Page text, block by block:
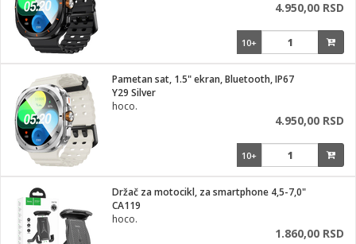
4.950,00 RSD
10+
Pametan sat, 1.5" ekran, Bluetooth, IP67
Y29 Silver
hoco.
4.950,00 RSD
10+
Držač za motocikl, za smartphone 4,5-7,0"
CA119
hoco.
1.860,00 RSD